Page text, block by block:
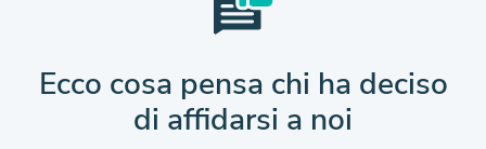
Ecco cosa pensa chi ha deciso
di affidarsi a noi